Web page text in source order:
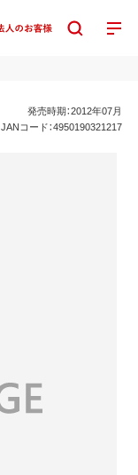
発売時期：2012年07月
JANコード：4950190321217